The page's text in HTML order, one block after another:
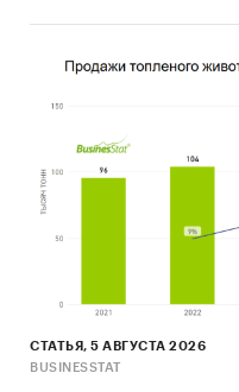
информация об
поставок:
и зарубежных
- Рейтинг ведущих
зарубежных
рассчитаны в
долларах и рублях
СТАТЬЯ, 5 АВГУСТА 2026
BUSINESSTAT